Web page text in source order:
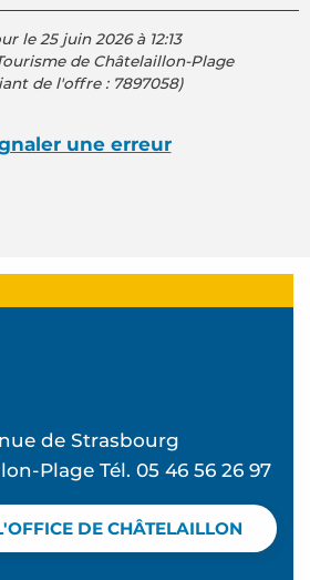
le 25 juin 2026 à 12:13
de Châtelaillon-Plage
de l'offre : 7897058)
une erreur
de Strasbourg
Plage Tél. 05 46 56 26 97
DE CHÂTELAILLON